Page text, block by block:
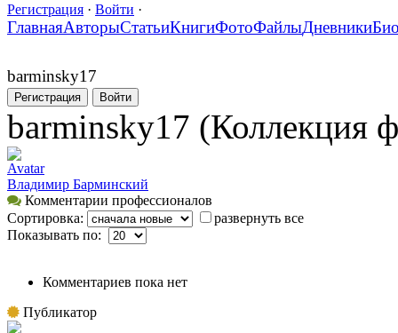
Регистрация · Войти ·
ГлавнаяАвторыСтатьиКнигиФотоФайлыДневники
barminsky17
Регистрация Войти
barminsky17 (Коллекция
Avatar
Владимир Барминский
Комментарии профессионалов
Сортировка:
развернуть все
Показывать по:
Комментариев пока нет
Публикатор